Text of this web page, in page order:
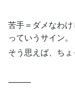
苦手＝ダメなわけ
っていうサイン。
そう思えば、ちょ
⸻